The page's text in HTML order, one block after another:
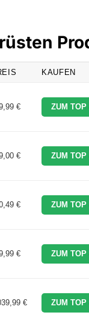
KAUFEN
€ ZUM TOP
€ ZUM TOP
€ ZUM TOP
€ ZUM TOP
€ ZUM TOP